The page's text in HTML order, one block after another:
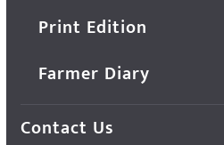
Print Edition
Farmer Diary
Contact Us